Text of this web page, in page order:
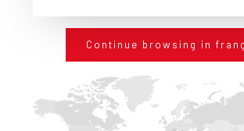
Continue browsing in